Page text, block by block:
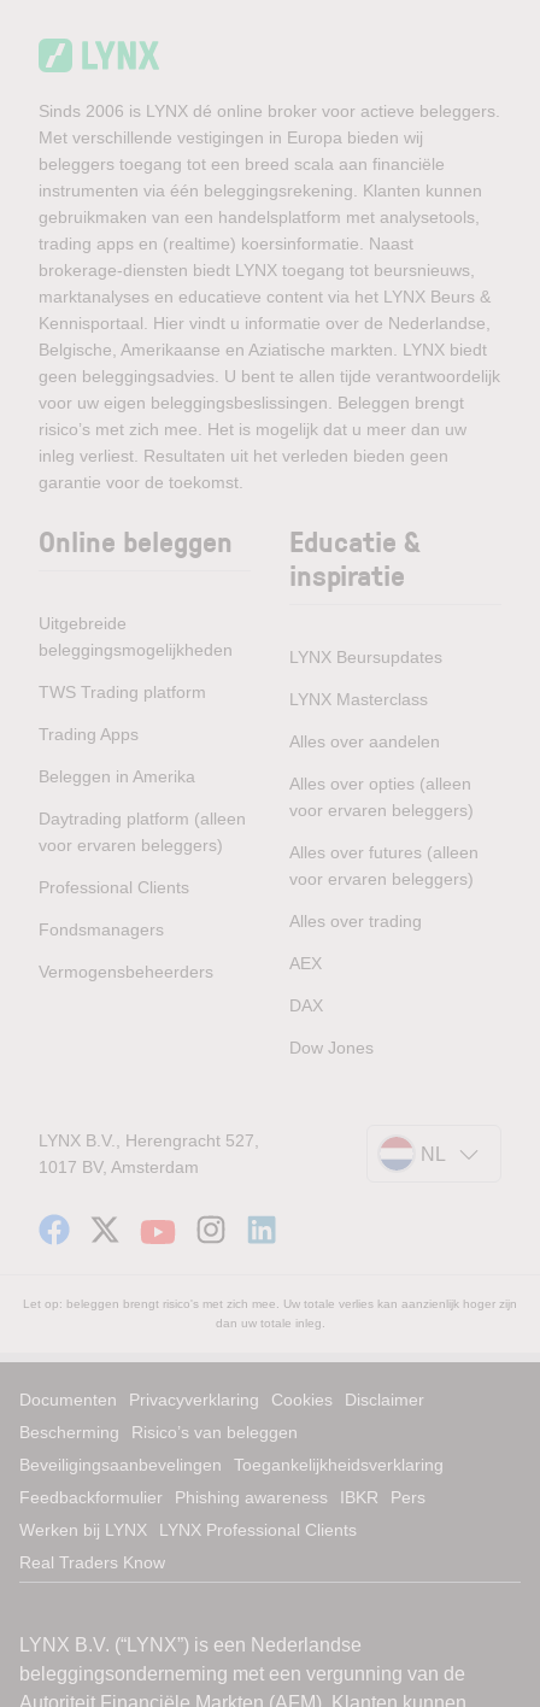
Sinds 2006 is LYNX dé online broker voor actieve beleggers.
Met verschillende vestigingen in Europa bieden wij
beleggers toegang tot een breed scala aan financiële
instrumenten via één beleggingsrekening. Klanten kunnen
gebruikmaken van een handelsplatform met analysetools,
trading apps en (realtime) koersinformatie. Naast
brokerage-diensten biedt LYNX toegang tot beursnieuws,
marktanalyses en educatieve content via het LYNX Beurs &
Kennisportaal. Hier vindt u informatie over de Nederlandse,
Belgische, Amerikaanse en Aziatische markten. LYNX biedt
geen beleggingsadvies. U bent te allen tijde verantwoordelijk
voor uw eigen beleggingsbeslissingen. Beleggen brengt
risico’s met zich mee. Het is mogelijk dat u meer dan uw
inleg verliest. Resultaten uit het verleden bieden geen
garantie voor de toekomst.
Online beleggen
Uitgebreide
beleggingsmogelijkheden
TWS Trading platform
Trading Apps
Beleggen in Amerika
Daytrading platform (alleen
voor ervaren beleggers)
Professional Clients
Fondsmanagers
Vermogensbeheerders
Educatie &
inspiratie
LYNX Beursupdates
LYNX Masterclass
Alles over aandelen
Alles over opties (alleen
voor ervaren beleggers)
Alles over futures (alleen
voor ervaren beleggers)
Alles over trading
AEX
DAX
Dow Jones
LYNX B.V., Herengracht 527,
1017 BV, Amsterdam
NL
Let op: beleggen brengt risico's met zich mee. Uw totale verlies kan aanzienlijk hoger zijn
dan uw totale inleg.
Documenten Privacyverklaring Cookies
Disclaimer
Bescherming
Risico’s van beleggen
Beveiligingsaanbevelingen
Toegankelijkheidsverklaring
Feedbackformulier
Phishing awareness IBKR
Pers
Werken bij LYNX
LYNX Professional Clients
Real Traders Know